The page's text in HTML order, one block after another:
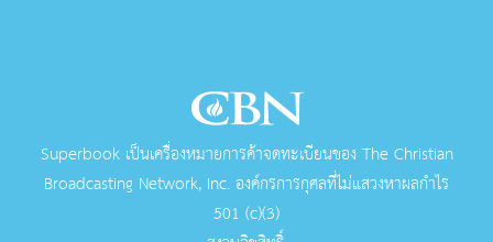
Superbook เป็นเครื่องหมายการค้าจดทะเบียนของ The Christian
Broadcasting Network, Inc. องค์กรการกุศลที่ไม่แสวงหาผลกําไร
501 (c)(3)